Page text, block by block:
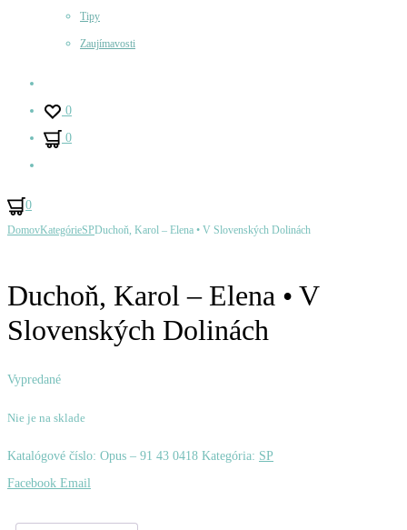
Tipy
Zaujímavosti
0
0
0
Ovládanie
Duchoň,
–
Boby
Pre
Šťastie
David,
–
Zná
Příjmení
/
Pojď
DomovKategórieSPDuchoň, Karol – Elena • V Slovenských Dolinách
Duchoň, Karol – Elena • V
Slovenských Dolinách
Vypredané
Nie je na sklade
Katalógové číslo: Opus ‎– 91 43 0418 Kategória: SP
Zdieľať
Facebook Email